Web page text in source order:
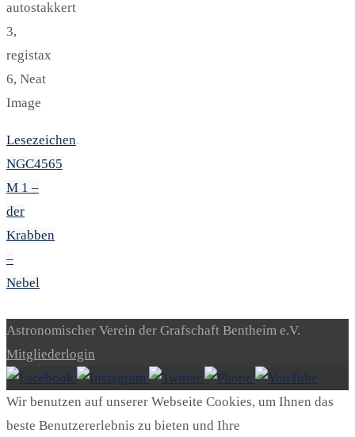
autostakkert
3,
registax
6, Neat
Image
Lesezeichen.
NGC4565
M 1 –
der
Krabben
–
Nebel
Astronomischer Verein der Grafschaft Bentheim e.V.
Mitgliederlogin
Wir benutzen auf unserer Webseite Cookies, um Ihnen das
beste Benutzererlebnis zu bieten und Ihre